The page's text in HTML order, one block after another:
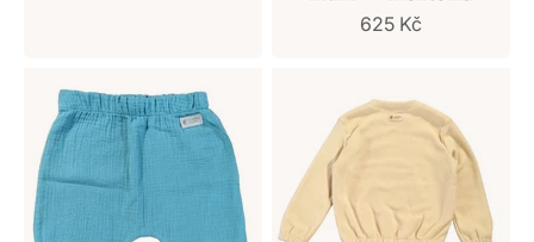
Prodejní cena
625 Kč